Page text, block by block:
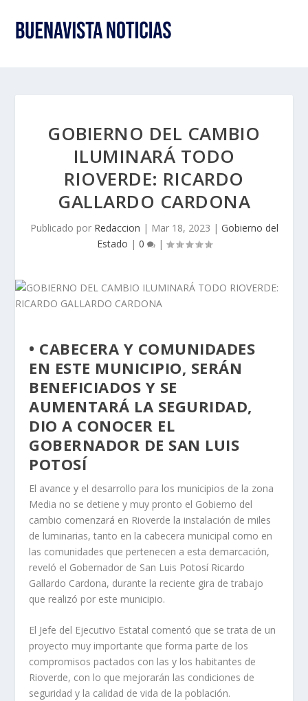
GOBIERNO DEL CAMBIO
ILUMINARÁ TODO
RIOVERDE: RICARDO
GALLARDO CARDONA
Publicado por Redaccion | Mar 18, 2023 | Gobierno del
Estado | 0 |
• CABECERA Y COMUNIDADES
EN ESTE MUNICIPIO, SERÁN
BENEFICIADOS Y SE
AUMENTARÁ LA SEGURIDAD,
DIO A CONOCER EL
GOBERNADOR DE SAN LUIS
POTOSÍ
El avance y el desarrollo para los municipios de la zona
Media no se detiene y muy pronto el Gobierno del
cambio comenzará en Rioverde la instalación de miles
de luminarias, tanto en la cabecera municipal como en
las comunidades que pertenecen a esta demarcación,
reveló el Gobernador de San Luis Potosí Ricardo
Gallardo Cardona, durante la reciente gira de trabajo
que realizó por este municipio.
El Jefe del Ejecutivo Estatal comentó que se trata de un
proyecto muy importante que forma parte de los
compromisos pactados con las y los habitantes de
Rioverde, con lo que mejorarán las condiciones de
seguridad y la calidad de vida de la población.